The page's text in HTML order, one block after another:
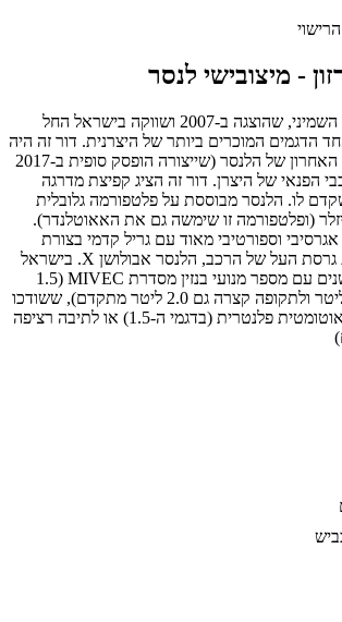
- מיצובישי לנסר
המיצובישי לנסר בדור השמיני, שהוצגה ב-2007 ושווקה בישראל החל
אחד הדגמים המוכרים ביותר של היצרנית. דור זה היה
למעשה הדור הגלובלי האחרון של הלנסר (שייצורה הופסק סופית ב-2017
הפנאי של היצרן. דור זה הציג קפיצת מדרגה
לו. הלנסר מבוססת על פלטפורמה גלובלית
(ופלטפורמה זו שימשה גם את האאוטלנדר).
אגרסיבי וספורטיבי מאוד עם גריל קדמי בצורת
טרפז הפוך, בהשראת גרסת העל של הרכב, הלנסר אבולושן X. בישראל
שווק הרכב לאורך השנים עם מספר מנועי בנזין מסדרת MIVEC (1.5
ליטר, 1.6 ליטר, 1.8 ליטר ולתקופה קצרה גם 2.0 ליטר מתקדם), ששודכו
לרוב לתיבת הילוכים אוטומטית פלנטרית (בדגמי ה-1.5) או לתיבה רציפה